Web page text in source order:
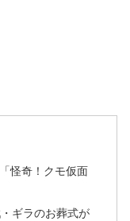
怪奇！クモ仮面
ギラのお葬式が